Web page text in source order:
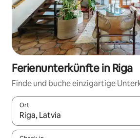
Ferienunterkünfte in Riga
Finde und buche einzigartige
Ort
Wenn Ergebnisse verfügbar sind,